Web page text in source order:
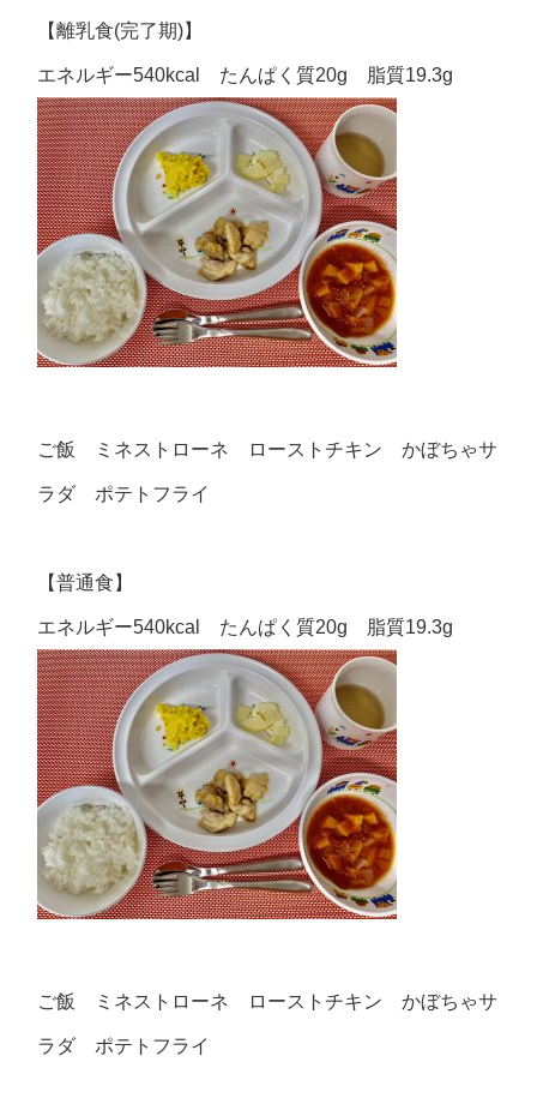
【離乳食(完了期)】
エネルギー540kcal たんぱく質20g 脂質19.3g
ご飯 ミネストローネ ローストチキン かぼちゃサ
ラダ ポテトフライ
【普通食】
エネルギー540kcal たんぱく質20g 脂質19.3g
ご飯 ミネストローネ ローストチキン かぼちゃサ
ラダ ポテトフライ